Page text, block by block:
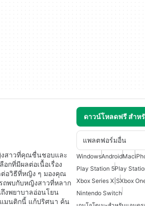
ดาวน์โหลดฟรี สำห
แพลตฟอร์มอื่น
งสาวที่คุณชื่นชอบและ
อกที่มีผลต่อเนื้อเรื่อง
อวิธีที่หญิง ๆ มองคุณ
ถพบกับหญิงสาวที่หลาก
งพยาบาลอ่อนโยน
มนติกนี้ แก้ปริศนา ค้น
WindowsAndroidMac
Play Station 5Play
Xbox Series X|SXbox
Nintendo Switch